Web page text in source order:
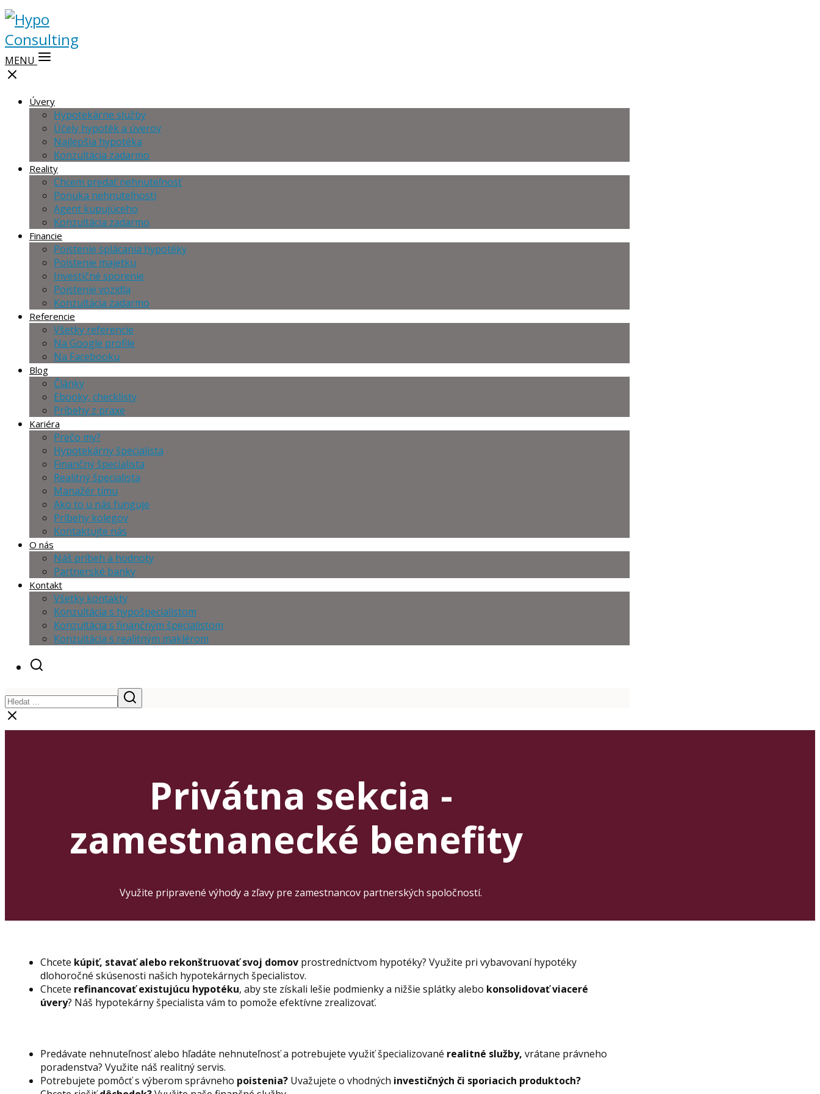
MENU
Úvery
Hypotekárne služby
Účely hypoték a úverov
Najlepšia hypotéka
Konzultácia zadarmo
Reality
Chcem predať nehnuteľnosť
Ponuka nehnuteľností
Agent kupujúceho
Konzultácia zadarmo
Financie
Poistenie splácania hypotéky
Poistenie majetku
Investičné sporenie
Poistenie vozidla
Konzultácia zadarmo
Referencie
Všetky referencie
Na Google profile
Na Facebooku
Blog
Články
Ebooky, checklisty
Príbehy z praxe
Kariéra
Prečo my?
Hypotekárny špecialista
Finančný špecialista
Realitný špecialista
Manažér tímu
Ako to u nás funguje
Príbehy kolegov
Kontaktujte nás
O nás
Náš príbeh a hodnoty
Partnerské banky
Kontakt
Všetky kontakty
Konzultácia s hypošpecialistom
Konzultácia s finančným špecialistom
Konzultácia s realitným maklérom
Privátna sekcia -
zamestnanecké benefity
Využite pripravené výhody a zľavy pre zamestnancov partnerských spoločností.
Chcete kúpiť, stavať alebo rekonštruovať svoj domov prostredníctvom hypotéky? Využite pri vybavovaní hypotéky
dlohoročné skúsenosti našich hypotekárnych špecialistov.
Chcete refinancovať existujúcu hypotéku, aby ste získali lešie podmienky a nižšie splátky alebo konsolidovať viaceré
úvery? Náš hypotekárny špecialista vám to pomože efektívne zrealizovať.
Predávate nehnuteľnosť alebo hľadáte nehnuteľnosť a potrebujete využiť špecializované realitné služby, vrátane právneho
poradenstva? Využite náš realitný servis.
Potrebujete pomôcť s výberom správneho poistenia? Uvažujete o vhodných investičných či sporiacich produktoch?